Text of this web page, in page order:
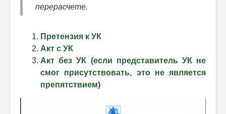
перерасчете.
Претензия к УК
Акт с УК
Акт без УК (если представитель УК не
смог присутствовать, это не является
препятствием)